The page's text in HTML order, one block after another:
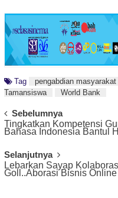
Tag pengabdian masyarakat
Tamansiswa
World Bank
Post
Navigation
Sebelumnya
Tingkatkan Kompetensi
Bahasa Indonesia Bantul
Selanjutnya
Lebarkan Sayap
Goll..Aborasi Bisnis Online